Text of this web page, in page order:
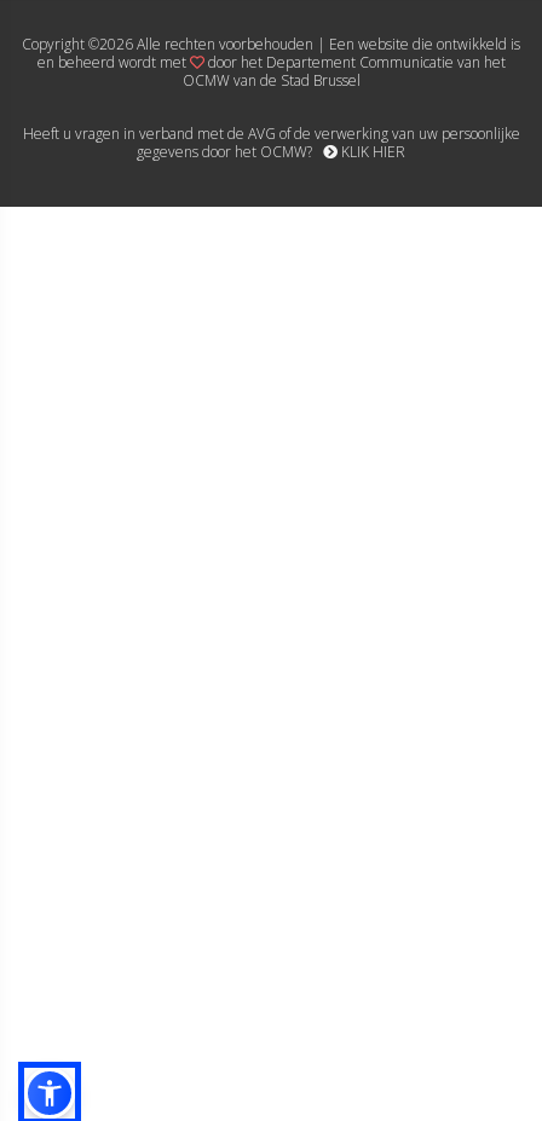
Copyright ©2026 Alle rechten voorbehouden | Een website die ontwikkeld is
en beheerd wordt met
door het Departement Communicatie van het
OCMW van de Stad Brussel
Heeft u vragen in verband met de AVG of de verwerking van uw persoonlijke
gegevens door het OCMW?
KLIK HIER